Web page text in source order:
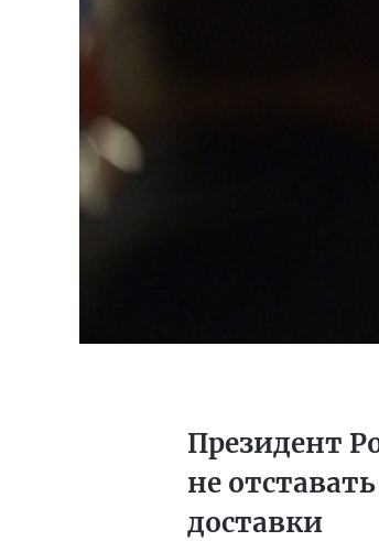
Президент
не
доставки